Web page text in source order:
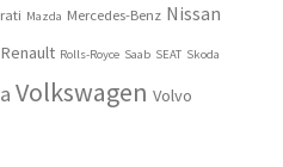
Mazda Mercedes-Benz Nissan
Renault Rolls-Royce Saab SEAT Skoda
Volkswagen Volvo